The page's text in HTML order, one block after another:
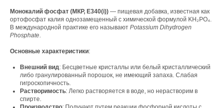
Монокалий фосфат (МКР, E340(i)) — пищевая добавка, известная как
ортофосфат калия однозамещенный с химической формулой KH₂PO₄.
В международной практике его называют Potassium Dihydrogen
Phosphate.
Основные характеристики:
Внешний вид: Бесцветные кристаллы или белый кристаллический
либо гранулированный порошок, не имеющий запаха. Слабая
гигроскопичность.
Растворимость: Легко растворяется в воде, но нерастворим в
спирте.